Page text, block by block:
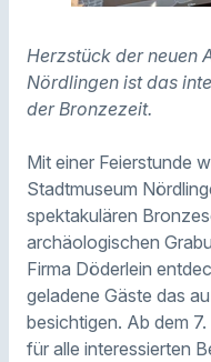
Herzstück der neuen
Nördlingen ist das
der Bronzezeit.
Mit einer Feierstunde
Stadtmuseum
spektakulären
archäologischen
Firma Döderlein
geladene Gäste das
besichtigen. Ab dem
für alle interessierten